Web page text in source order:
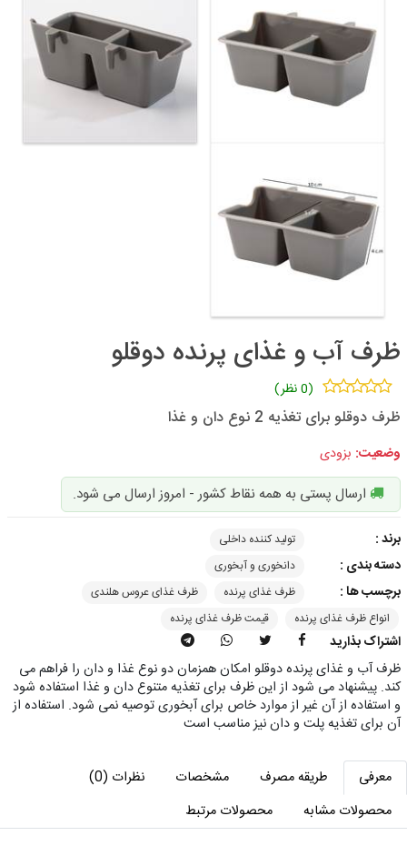
ظرف آب و غذای پرنده دوقلو
(0 نظر)
ظرف دوقلو برای تغذیه 2 نوع دان و غذا
وضعیت: بزودی
ارسال پستی به همه نقاط کشور - امروز ارسال می شود.
برند : تولید کننده داخلی
دسته بندی : دانخوری و آبخوری
برچسب ها : ظرف غذای پرنده
ظرف غذای عروس هلندی
انواع ظرف غذای پرنده
قیمت ظرف غذای پرنده
اشتراک بذارید
ظرف آب و غذای پرنده دوقلو امکان همزمان دو نوع غذا و دان را فراهم می
کند. پیشنهاد می شود از این ظرف برای تغذیه متنوع دان و غذا استفاده شود
و استفاده از آن غیر از موارد خاص برای آبخوری توصیه نمی شود. استفاده از
آن برای تغذیه پلت و دان نیز مناسب است
معرفی طریقه مصرف مشخصات
نظرات (0)
محصولات مشابه
محصولات مرتبط